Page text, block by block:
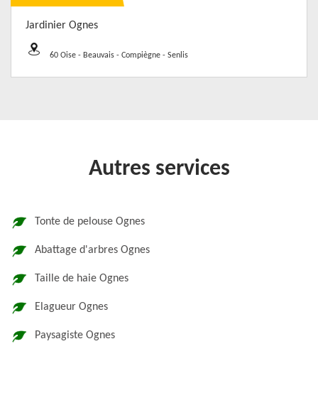
Jardinier Ognes
60 Oise - Beauvais - Compiègne - Senlis
Autres services
Tonte de pelouse Ognes
Abattage d'arbres Ognes
Taille de haie Ognes
Elagueur Ognes
Paysagiste Ognes